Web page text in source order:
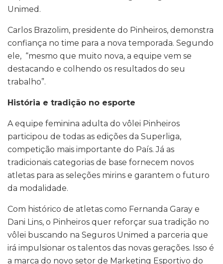
Unimed.
Carlos Brazolim, presidente do Pinheiros, demonstra
confiança no time para a nova temporada. Segundo
ele, “mesmo que muito nova, a equipe vem se
destacando e colhendo os resultados do seu
trabalho”.
História e tradição no esporte
A equipe feminina adulta do vôlei Pinheiros
participou de todas as edições da Superliga,
competição mais importante do País. Já as
tradicionais categorias de base fornecem novos
atletas para as seleções mirins e garantem o futuro
da modalidade.
Com histórico de atletas como Fernanda Garay e
Dani Lins, o Pinheiros quer reforçar sua tradição no
vôlei buscando na Seguros Unimed a parceria que
irá impulsionar os talentos das novas gerações. Isso é
a marca do novo setor de Marketing Esportivo do